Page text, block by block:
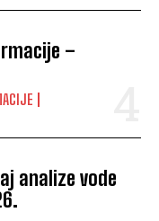
–
analize vode